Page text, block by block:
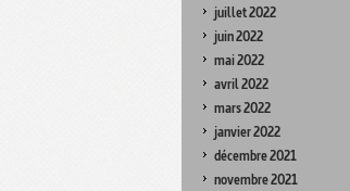
juillet 2022
juin 2022
mai 2022
avril 2022
mars 2022
janvier 2022
décembre 2021
novembre 2021